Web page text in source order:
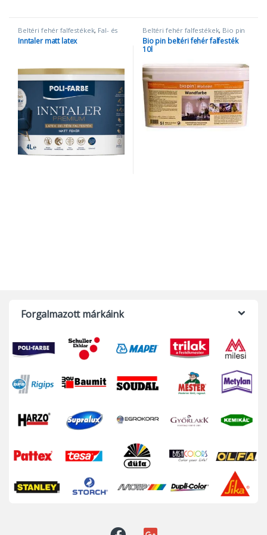
Beltéri fehér falfestékek, Fal- és
homlokzatfesték,inntaler latex
Inntaler matt latex
Beltéri fehér falfestékek, Bio pin
termékek , Fal- és
homlokzatfesték
Bio pin beltéri fehér falfesték
10l
Forgalmazott márkáink